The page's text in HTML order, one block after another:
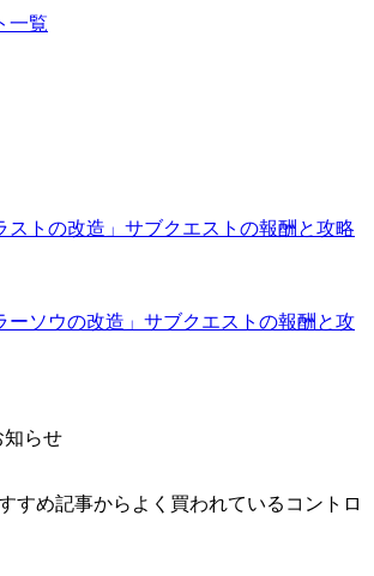
一覧
ストの改造」サブクエストの報酬と攻略
ーソウの改造」サブクエストの報酬と攻
知らせ
すすめ記事からよく買われているコントロ